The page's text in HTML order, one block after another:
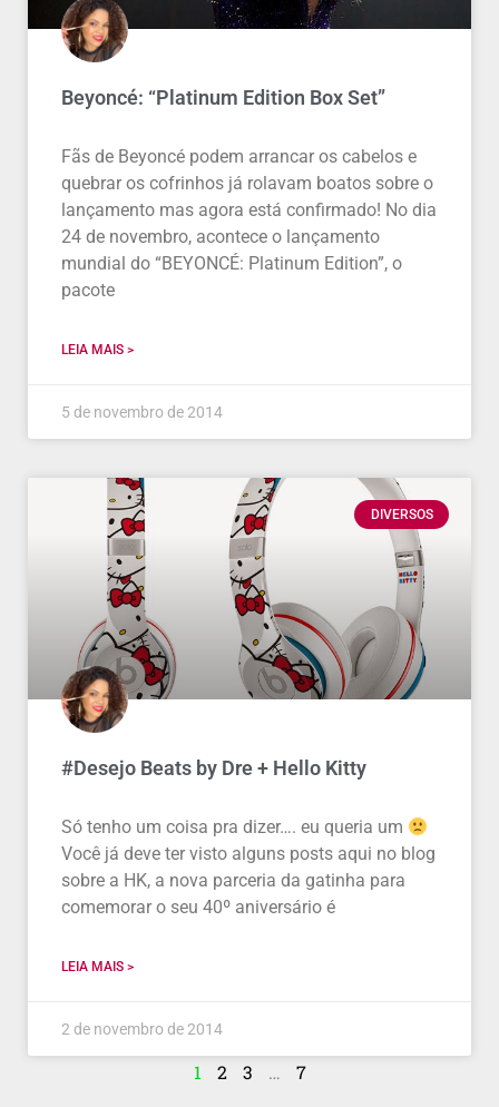
Beyoncé: “Platinum Edition Box Set”
Fãs de Beyoncé podem arrancar os cabelos e
quebrar os cofrinhos já rolavam boatos sobre o
lançamento mas agora está confirmado! No dia
24 de novembro, acontece o lançamento
mundial do “BEYONCÉ: Platinum Edition”, o
pacote
LEIA MAIS >
5 de novembro de 2014
DIVERSOS
#Desejo Beats by Dre + Hello Kitty
Só tenho um coisa pra dizer…. eu queria um
Você já deve ter visto alguns posts aqui no blog
sobre a HK, a nova parceria da gatinha para
comemorar o seu 40º aniversário é
LEIA MAIS >
2 de novembro de 2014
1 2 3 … 7